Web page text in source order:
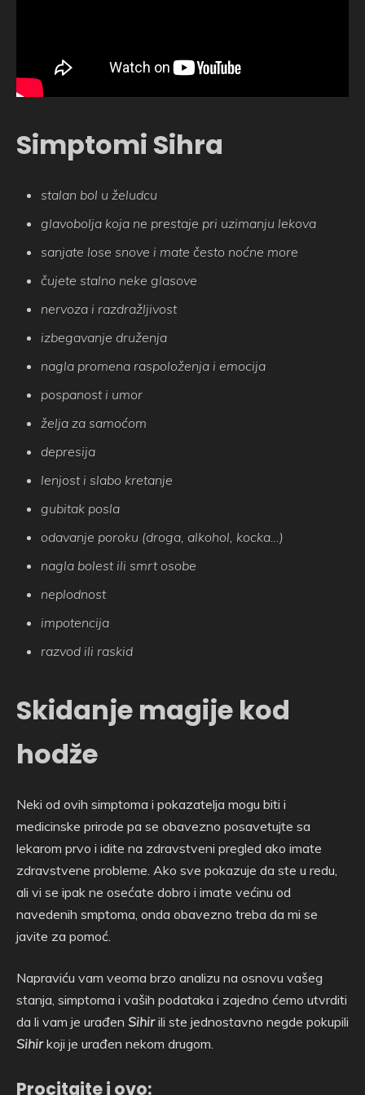
Simptomi Sihra
stalan bol u želudcu
glavobolja koja ne prestaje pri uzimanju lekova
sanjate lose snove i mate često noćne more
čujete stalno neke glasove
nervoza i razdražljivost
izbegavanje druženja
nagla promena raspoloženja i emocija
pospanost i umor
želja za samoćom
depresija
lenjost i slabo kretanje
gubitak posla
odavanje poroku (droga, alkohol, kocka…)
nagla bolest ili smrt osobe
neplodnost
impotencija
razvod ili raskid
Skidanje magije kod
hodže
Neki od ovih simptoma i pokazatelja mogu biti i
medicinske prirode pa se obavezno posavetujte sa
lekarom prvo i idite na zdravstveni pregled ako imate
zdravstvene probleme. Ako sve pokazuje da ste u redu,
ali vi se ipak ne osećate dobro i imate većinu od
navedenih smptoma, onda obavezno treba da mi se
javite za pomoć.
Napraviću vam veoma brzo analizu na osnovu vašeg
stanja, simptoma i vaših podataka i zajedno ćemo utvrditi
da li vam je urađen Sihirili ste jednostavno negde pokupili
Sihirkoji je urađen nekom drugom.
Procitajte i ovo: